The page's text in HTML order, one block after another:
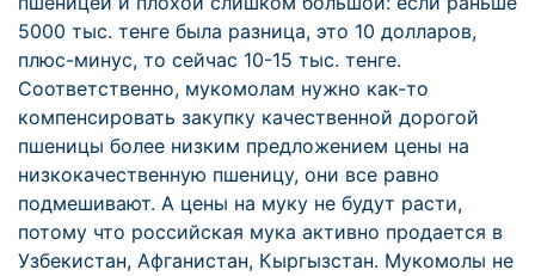
5000 тыс. тенге была разница, это 10 долларов,
плюс-минус, то сейчас 10-15 тыс. тенге.
Соответственно, мукомолам нужно как-то
компенсировать закупку качественной дорогой
пшеницы более низким предложением цены на
низкокачественную пшеницу, они все равно
подмешивают. А цены на муку не будут расти,
потому что российская мука активно продается в
Узбекистан, Афганистан, Кыргызстан. Мукомолы не